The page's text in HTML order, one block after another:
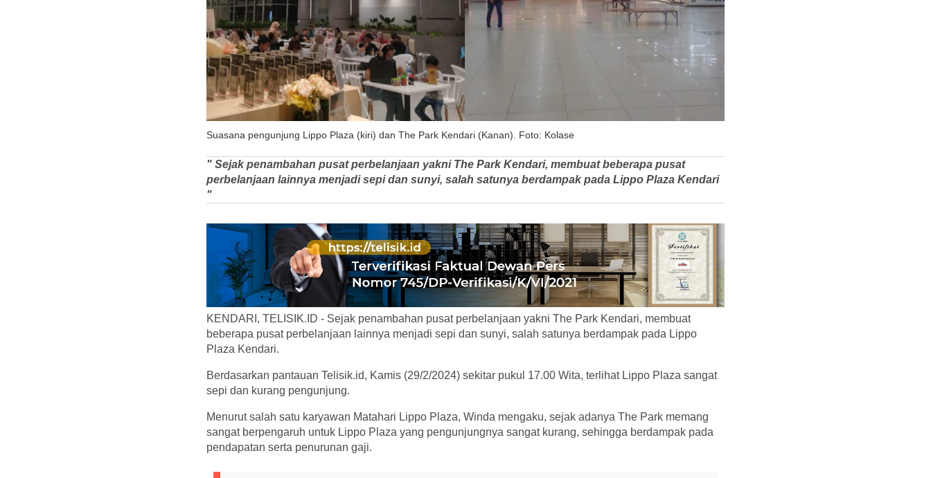
Suasana pengunjung Lippo Plaza (kiri) dan The Park Kendari (Kanan). Foto: Kolase
" Sejak penambahan pusat perbelanjaan yakni The Park Kendari, membuat beberapa pusat
perbelanjaan lainnya menjadi sepi dan sunyi, salah satunya berdampak pada Lippo Plaza Kendari
"
KENDARI, TELISIK.ID - Sejak penambahan pusat perbelanjaan yakni The Park Kendari, membuat
beberapa pusat perbelanjaan lainnya menjadi sepi dan sunyi, salah satunya berdampak pada Lippo
Plaza Kendari.
Berdasarkan pantauan Telisik.id, Kamis (29/2/2024) sekitar pukul 17.00 Wita, terlihat Lippo Plaza sangat
sepi dan kurang pengunjung.
Menurut salah satu karyawan Matahari Lippo Plaza, Winda mengaku, sejak adanya The Park memang
sangat berpengaruh untuk Lippo Plaza yang pengunjungnya sangat kurang, sehingga berdampak pada
pendapatan serta penurunan gaji.